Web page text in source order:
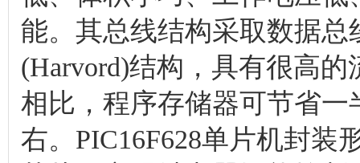
为报警信号输入端、JP5为
SB2为定时时间调节按钮，
路，单只LED亮表示10s，
电源模块